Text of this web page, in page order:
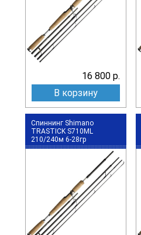
16 800 р.
В корзину
Спиннинг Shimano
TRASTICK S710МL
210/240м 6-28гр